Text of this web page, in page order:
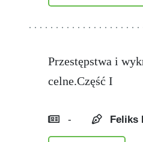
Przestępstwa i
celne.Część I
- Feliks